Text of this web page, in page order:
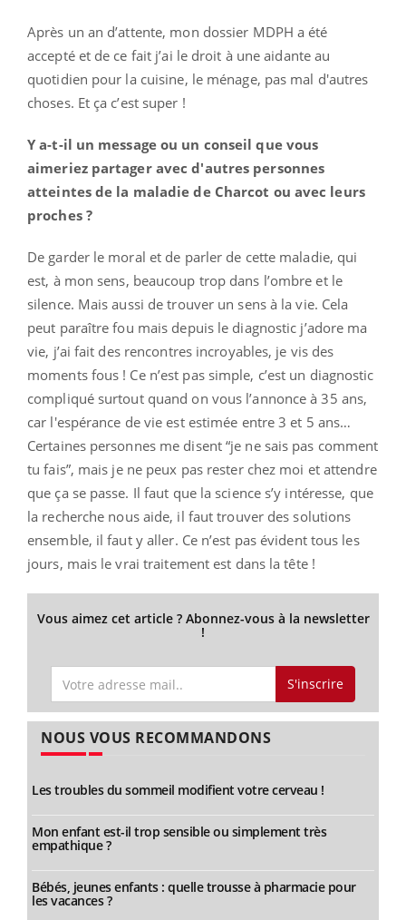
Après un an d’attente, mon dossier MDPH a été
accepté et de ce fait j’ai le droit à une aidante au
quotidien pour la cuisine, le ménage, pas mal d'autres
choses. Et ça c’est super !
Y a-t-il un message ou un conseil que vous
aimeriez partager avec d'autres personnes
atteintes de la maladie de Charcot ou avec leurs
proches ?
De garder le moral et de parler de cette maladie, qui
est, à mon sens, beaucoup trop dans l’ombre et le
silence. Mais aussi de trouver un sens à la vie. Cela
peut paraître fou mais depuis le diagnostic j’adore ma
vie, j’ai fait des rencontres incroyables, je vis des
moments fous ! Ce n’est pas simple, c’est un diagnostic
compliqué surtout quand on vous l’annonce à 35 ans,
car l'espérance de vie est estimée entre 3 et 5 ans…
Certaines personnes me disent “je ne sais pas comment
tu fais”, mais je ne peux pas rester chez moi et attendre
que ça se passe. Il faut que la science s’y intéresse, que
la recherche nous aide, il faut trouver des solutions
ensemble, il faut y aller. Ce n’est pas évident tous les
jours, mais le vrai traitement est dans la tête !
Vous aimez cet article ? Abonnez-vous à la newsletter
!
S'inscrire
NOUS VOUS RECOMMANDONS
Les troubles du sommeil modifient votre cerveau !
Mon enfant est-il trop sensible ou simplement très
empathique ?
Bébés, jeunes enfants : quelle trousse à pharmacie pour
les vacances ?